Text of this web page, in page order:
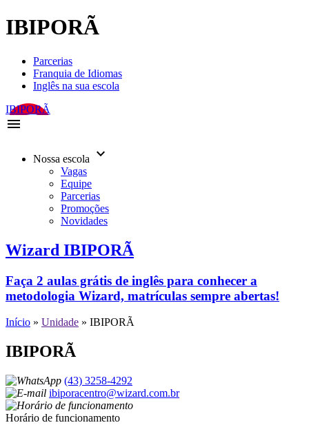
IBIPORÃ
Parcerias
Franquia de Idiomas
Inglês na sua escola
IBIPORÃ
menu
Nossa escola keyboard_arrow_down
Vagas
Equipe
Parcerias
Promoções
Novidades
Wizard IBIPORÃ
Faça 2 aulas grátis de inglês para conhecer a
metodologia Wizard, matrículas sempre abertas!
Início » Unidade » IBIPORÃ
IBIPORÃ
(43) 3258-4292
ibiporacentro@wizard.com.br
Horário de funcionamento